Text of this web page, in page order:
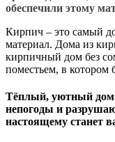
обеспечили этому
Кирпич – это самый
материал. Дома из
кирпичный дом без
поместьем, в котором
Тёплый, уютный дом
непогоды и
настоящему станет